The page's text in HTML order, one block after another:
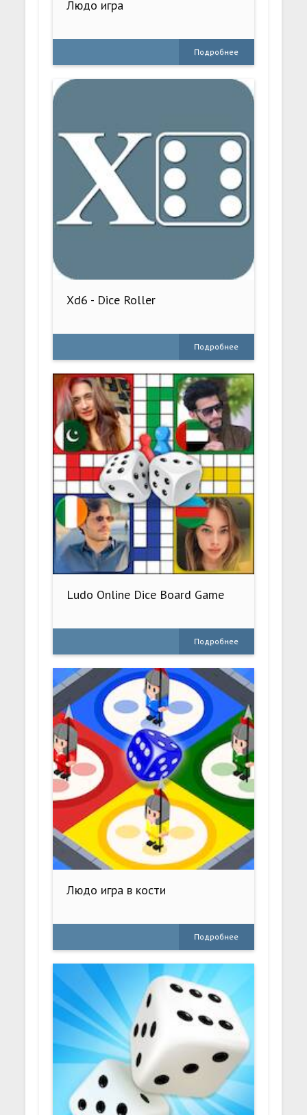
Людо игра
Подробнее
Xd6 - Dice Roller
Подробнее
Ludo Online Dice Board Game
Подробнее
Людо игра в кости
Подробнее